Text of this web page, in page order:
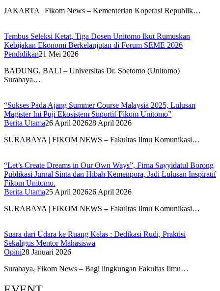
JAKARTA | Fikom News – Kementerian Koperasi Republik…
Tembus Seleksi Ketat, Tiga Dosen Unitomo Ikut Rumuskan
Kebijakan Ekonomi Berkelanjutan di Forum SEME 2026
Pendidikan21 Mei 2026
BADUNG, BALI – Universitas Dr. Soetomo (Unitomo)
Surabaya…
“Sukses Pada Ajang Summer Course Malaysia 2025, Lulusan
Magister Ini Puji Ekosistem Suportif Fikom Unitomo”
Berita Utama26 April 202628 April 2026
SURABAYA | FIKOM NEWS – Fakultas Ilmu Komunikasi…
“Let’s Create Dreams in Our Own Ways”, Firna Sayyidatul Borong
Publikasi Jurnal Sinta dan Hibah Kemenpora, Jadi Lulusan Inspiratif
Fikom Unitomo.
Berita Utama25 April 202626 April 2026
SURABAYA | FIKOM NEWS – Fakultas Ilmu Komunikasi…
Suara dari Udara ke Ruang Kelas : Dedikasi Rudi, Praktisi
Sekaligus Mentor Mahasiswa
Opini28 Januari 2026
Surabaya, Fikom News – Bagi lingkungan Fakultas Ilmu…